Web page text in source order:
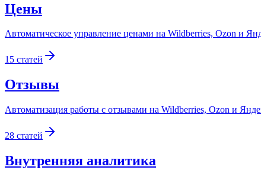
Цены
Автоматическое управление ценами на Wildberries, Ozon и
15 статей
Отзывы
Автоматизация работы с отзывами на Wildberries, Ozon и
28 статей
Внутренняя аналитика